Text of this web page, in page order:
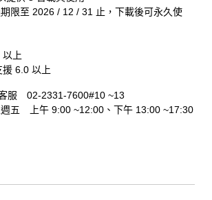
限至 2026 / 12 / 31 止，下載後可永久使
上
6.0 以上
服 02-2331-7600#10 ~13
週五 上午 9:00 ~12:00、下午 13:00 ~17:30